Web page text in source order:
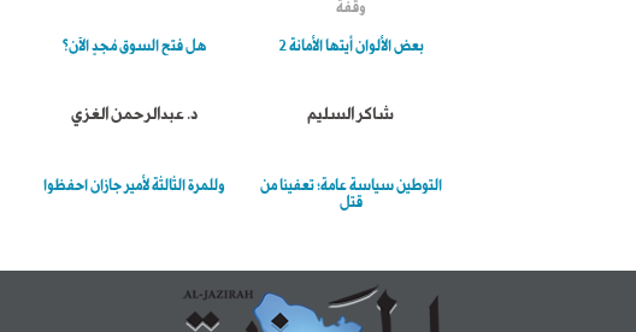
وقفة
بعض الألوان أيتها الأمانة 2 هل فتح السوق مُجدٍ الآن؟
شاكر السليم
التوطين سياسة عامة؛ تعفينا من
قتل
د. عبدالرحمن الغزي
وللمرة الثالثة لأمير جازان احفظوا